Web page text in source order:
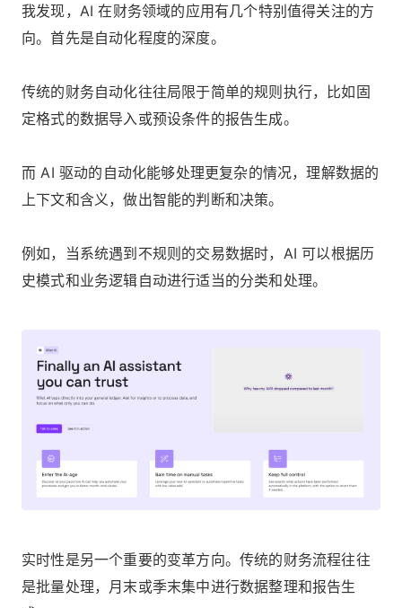
我发现，AI 在财务领域的应用有几个特别值得关注的方
向。首先是自动化程度的深度。
传统的财务自动化往往局限于简单的规则执行，比如固
定格式的数据导入或预设条件的报告生成。
而 AI 驱动的自动化能够处理更复杂的情况，理解数据的
上下文和含义，做出智能的判断和决策。
例如，当系统遇到不规则的交易数据时，AI 可以根据历
史模式和业务逻辑自动进行适当的分类和处理。
实时性是另一个重要的变革方向。传统的财务流程往往
是批量处理，月末或季末集中进行数据整理和报告生